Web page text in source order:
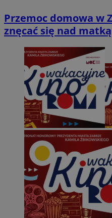
Przemoc domowa w
znęcać się nad matką